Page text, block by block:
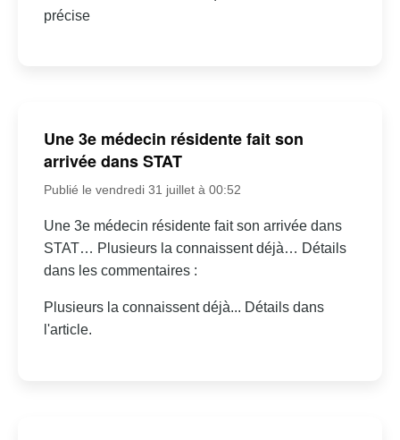
précise
Une 3e médecin résidente fait son
arrivée dans STAT
Publié le vendredi 31 juillet à 00:52
Une 3e médecin résidente fait son arrivée dans
STAT… Plusieurs la connaissent déjà… Détails
dans les commentaires :
Plusieurs la connaissent déjà... Détails dans
l'article.